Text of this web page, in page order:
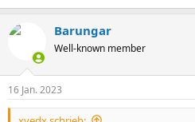
Barungar
Well-known member
16 Jan. 2023